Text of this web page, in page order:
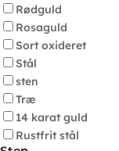
Rødguld
Rosaguld
Sort oxideret
Stål
sten
Træ
14 karat guld
Rustfrit stål